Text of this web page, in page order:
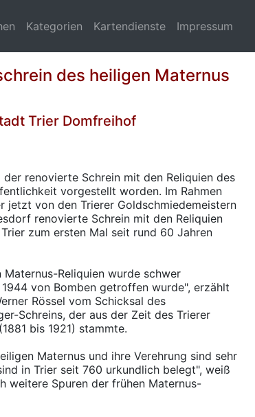
Kategorien Kartendienste Impressum
des heiligen Maternus
Trier Domfreihof
renovierte Schrein mit den Reliquien des
vorgestellt worden. Im Rahmen
jetzt von den Trierer Goldschmiedemeistern
renovierte Schrein mit den Reliquien
zum ersten Mal seit rund 60 Jahren
Reliquien wurde schwer
von Bomben getroffen wurde", erzählt
Rössel vom Schicksal des
Schreins, der aus der Zeit des Trierer
bis 1921) stammte.
Maternus und ihre Verehrung sind sehr
in Trier seit 760 urkundlich belegt", weiß
weitere Spuren der frühen Maternus-